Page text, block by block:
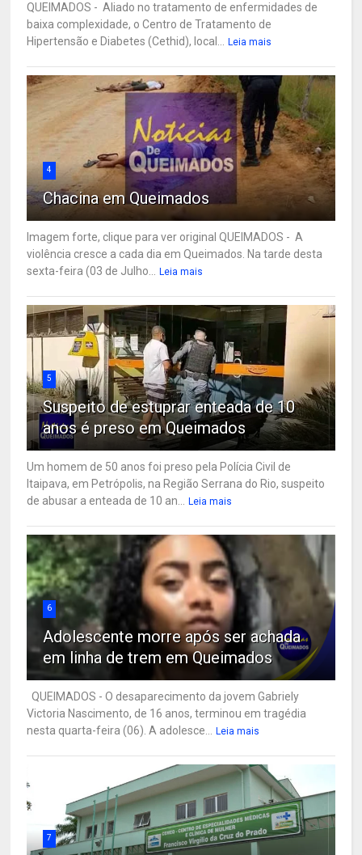
QUEIMADOS - Aliado no tratamento de enfermidades de
baixa complexidade, o Centro de Tratamento de
Hipertensão e Diabetes (Cethid), local...
Leia mais
4
Chacina em Queimados
Imagem forte, clique para ver original QUEIMADOS - A
violência cresce a cada dia em Queimados. Na tarde desta
sexta-feira (03 de Julho...
Leia mais
5
Suspeito de estuprar enteada de 10
anos é preso em Queimados
Um homem de 50 anos foi preso pela Polícia Civil de
Itaipava, em Petrópolis, na Região Serrana do Rio, suspeito
de abusar a enteada de 10 an...
Leia mais
6
Adolescente morre após ser achada
em linha de trem em Queimados
QUEIMADOS - O desaparecimento da jovem Gabriely
Victoria Nascimento, de 16 anos, terminou em tragédia
nesta quarta-feira (06). A adolesce...
Leia mais
7